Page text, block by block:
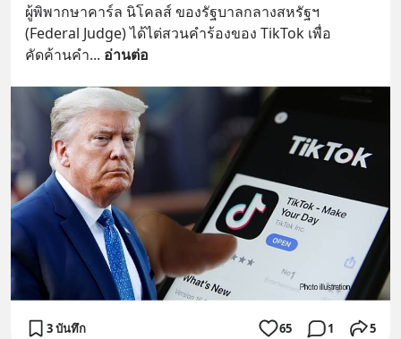
ผู้พิพากษาคาร์ล นิโคลส์ ของรัฐบาลกลางสหรัฐฯ
(Federal Judge) ได้ไต่สวนคำร้องของ TikTok เพื่อ
คัดค้านคำ... อ่านต่อ
3 บันทึก 65 1 5